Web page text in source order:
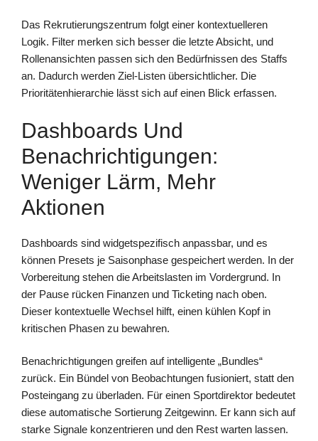
Das Rekrutierungszentrum folgt einer kontextuelleren
Logik. Filter merken sich besser die letzte Absicht, und
Rollenansichten passen sich den Bedürfnissen des Staffs
an. Dadurch werden Ziel-Listen übersichtlicher. Die
Prioritätenhierarchie lässt sich auf einen Blick erfassen.
Dashboards Und
Benachrichtigungen:
Weniger Lärm, Mehr
Aktionen
Dashboards sind widgetspezifisch anpassbar, und es
können Presets je Saisonphase gespeichert werden. In der
Vorbereitung stehen die Arbeitslasten im Vordergrund. In
der Pause rücken Finanzen und Ticketing nach oben.
Dieser kontextuelle Wechsel hilft, einen kühlen Kopf in
kritischen Phasen zu bewahren.
Benachrichtigungen greifen auf intelligente „Bundles“
zurück. Ein Bündel von Beobachtungen fusioniert, statt den
Posteingang zu überladen. Für einen Sportdirektor bedeutet
diese automatische Sortierung Zeitgewinn. Er kann sich auf
starke Signale konzentrieren und den Rest warten lassen.